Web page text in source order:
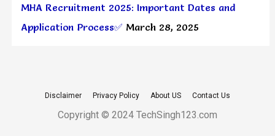
MHA Recruitment 2025: Important Dates and
Application Process✅ March 28, 2025
Disclaimer Privacy Policy About US Contact Us
Copyright © 2024 TechSingh123.com